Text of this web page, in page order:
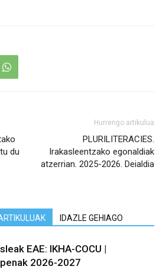
du
Hurrengo artikulua
PLURILITERACIES.
Irakasleentzako egonaldiak
atzerrian. 2025-2026. Deialdia
IDAZLE GEHIAGO
EAE: IKHA-COCU |
2026-2027